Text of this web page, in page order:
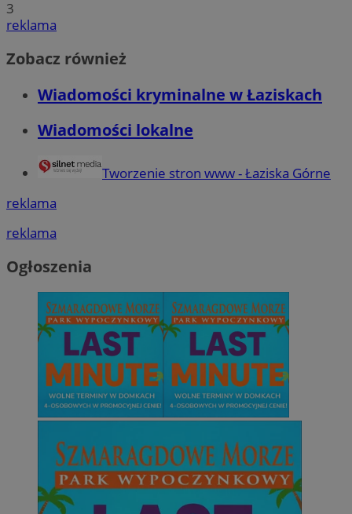
3
reklama
Zobacz również
Wiadomości kryminalne w Łaziskach
Wiadomości lokalne
Tworzenie stron www - Łaziska Górne
reklama
reklama
Ogłoszenia